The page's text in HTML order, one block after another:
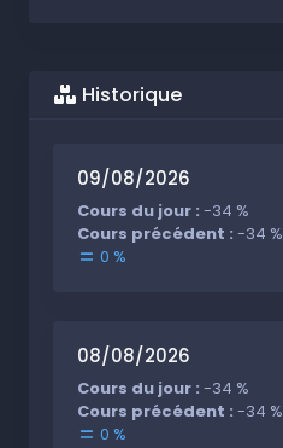
Historique
09/08/2026
Cours du jour : -34 %
Cours précédent : -34 %
0 %
08/08/2026
Cours du jour : -34 %
Cours précédent : -34 %
0 %